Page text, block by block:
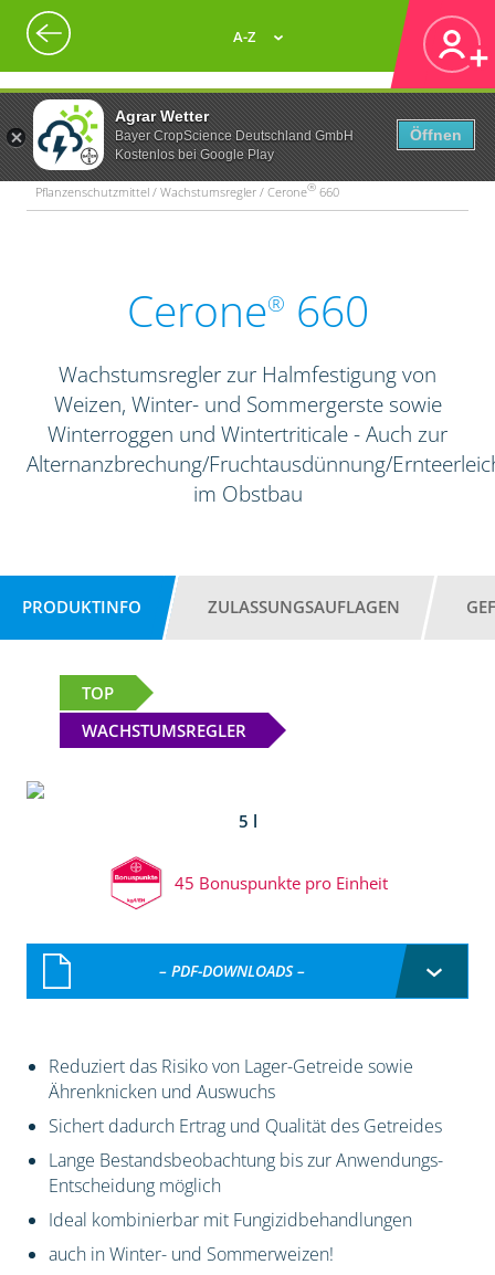
Agrar Wetter
Bayer CropScience Deutschland GmbH
Kostenlos bei Google Play
Öffnen
A-Z
Pflanzenschutzmittel / Wachstumsregler / Cerone® 660
Cerone® 660
Wachstumsregler zur Halmfestigung von
Weizen, Winter- und Sommergerste sowie
Winterroggen und Wintertriticale - Auch zur
Alternanzbrechung/Fruchtausdünnung/
im Obstbau
PRODUKTINFO ZULASSUNGSAUFLAGEN
TOP
WACHSTUMSREGLER
5 l
45 Bonuspunkte pro Einheit
– PDF-DOWNLOADS –
Reduziert das Risiko von Lager-Getreide sowie
Ährenknicken und Auswuchs
Sichert dadurch Ertrag und Qualität des Getreides
Lange Bestandsbeobachtung bis zur Anwendungs-
Entscheidung möglich
Ideal kombinierbar mit Fungizidbehandlungen
auch in Winter- und Sommerweizen!